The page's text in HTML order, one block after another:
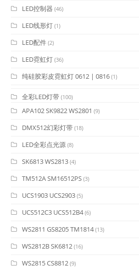
LED控制器 (46)
LED线形灯 (1)
LED配件 (2)
LED霓虹灯 (36)
纯硅胶彩皮霓虹灯 0612 | 0816 (1)
全彩LED灯带 (100)
APA102 SK9822 WS2801 (9)
DMX512幻彩灯带 (18)
LED全彩点光源 (8)
SK6813 WS2813 (4)
TM512A SM16512PS (3)
UCS1903 UCS2903 (5)
UCS512C3 UCS512B4 (6)
WS2811 GS8205 TM1814 (13)
WS2812B SK6812 (16)
WS2815 CS8812 (9)